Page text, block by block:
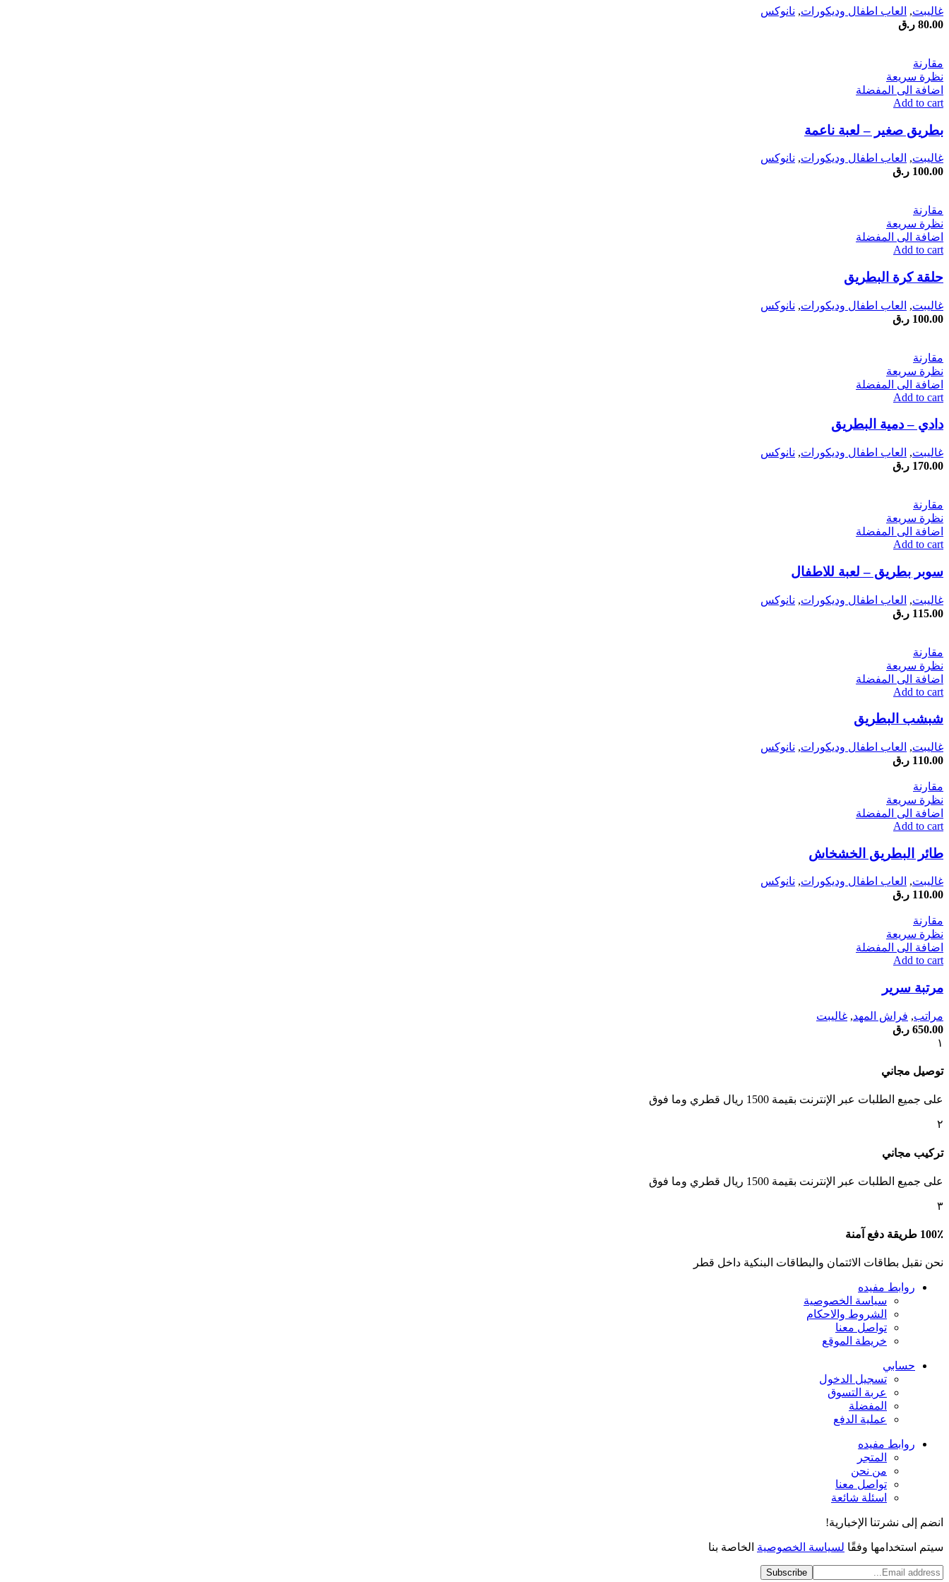
غاليبت, العاب اطفال وديكورات, نانوكس
80.00 ر.ق
مقارنة
نظرة سريعة
اضافة الى المفضلة
Add to cart
بطريق صغير – لعبة ناعمة
غاليبت, العاب اطفال وديكورات, نانوكس
100.00 ر.ق
مقارنة
نظرة سريعة
اضافة الى المفضلة
Add to cart
حلقة كرة البطريق
غاليبت, العاب اطفال وديكورات, نانوكس
100.00 ر.ق
مقارنة
نظرة سريعة
اضافة الى المفضلة
Add to cart
دادي – دمية البطريق
غاليبت, العاب اطفال وديكورات, نانوكس
170.00 ر.ق
مقارنة
نظرة سريعة
اضافة الى المفضلة
Add to cart
سوبر بطريق – لعبة للاطفال
غاليبت, العاب اطفال وديكورات, نانوكس
115.00 ر.ق
مقارنة
نظرة سريعة
اضافة الى المفضلة
Add to cart
شبشب البطريق
غاليبت, العاب اطفال وديكورات, نانوكس
110.00 ر.ق
مقارنة
نظرة سريعة
اضافة الى المفضلة
Add to cart
طائر البطريق الخشخاش
غاليبت, العاب اطفال وديكورات, نانوكس
110.00 ر.ق
مقارنة
نظرة سريعة
اضافة الى المفضلة
Add to cart
مرتبة سرير
مراتب, فراش المهد, غاليبت
650.00 ر.ق
١
توصيل مجاني
على جميع الطلبات عبر الإنترنت بقيمة 1500 ريال قطري وما فوق
٢
تركيب مجاني
على جميع الطلبات عبر الإنترنت بقيمة 1500 ريال قطري وما فوق
٣
100٪ طريقة دفع آمنة
نحن نقبل بطاقات الائتمان والبطاقات البنكية داخل قطر
روابط مفيده
سياسة الخصوصية
الشروط والاحكام
تواصل معنا
خريطة الموقع
حسابي
تسجيل الدخول
عربة التسوق
المفضلة
عملية الدفع
روابط مفيده
المتجر
من نحن
تواصل معنا
اسئلة شائعة
انضم إلى نشرتنا الإخبارية!
سيتم استخدامها وفقًا لسياسة الخصوصية الخاصة بنا